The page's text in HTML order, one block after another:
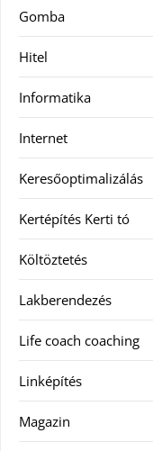
Gomba
Hitel
Informatika
Internet
Keresőoptimalizálás
Kertépítés Kerti tó
Költöztetés
Lakberendezés
Life coach coaching
Linképítés
Magazin